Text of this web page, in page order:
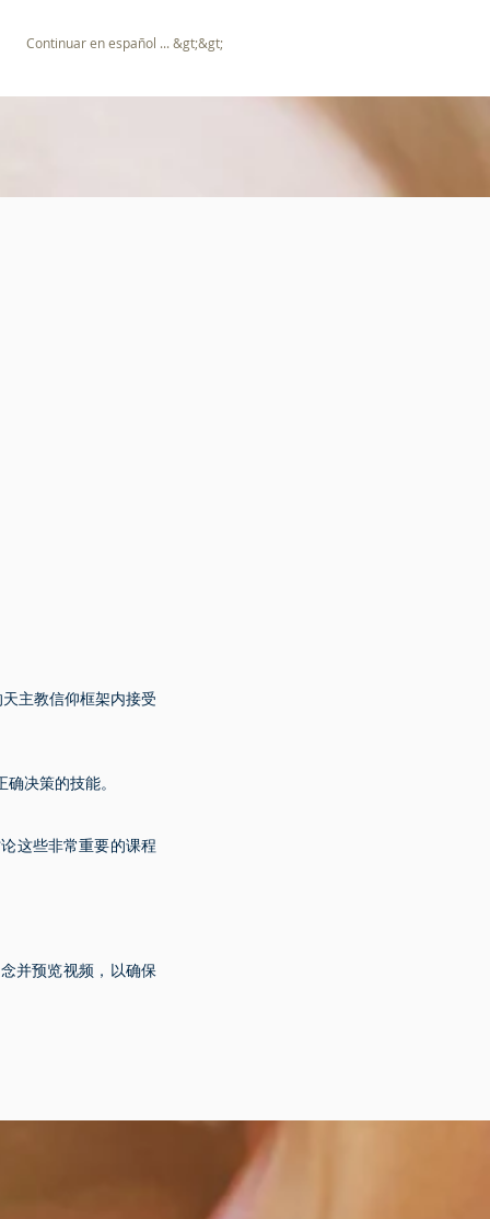
Continuar en español ... &gt;&gt;
主教信仰框架内接受
决策的技能。
这些非常重要的课程
并预览视频，以确保